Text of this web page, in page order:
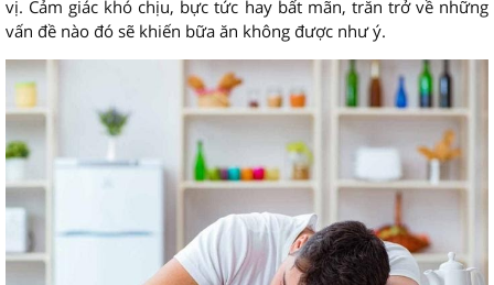
vị. Cảm giác khó chịu, bực tức hay bất mãn, trăn trở về những
vấn đề nào đó sẽ khiến bữa ăn không được như ý.